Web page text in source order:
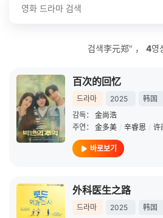
검색李元郑" ， 4영
百次的回忆
드라마 2025
韩国
감독：
金尚浩
주연：
金多美 / 辛睿恩 / 许
바로보기
外科医生之路
드라마 2025
韩国